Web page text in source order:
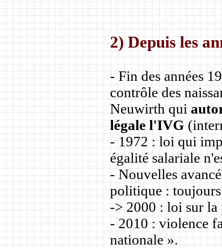
2) Depuis les
- Fin des années
contrôle des
Neuwirth qui
légale l'IVG
- 1972 : loi qui
égalité salariale
- Nouvelles
politique :
-> 2000 : loi sur
- 2010 : violence
nationale ».